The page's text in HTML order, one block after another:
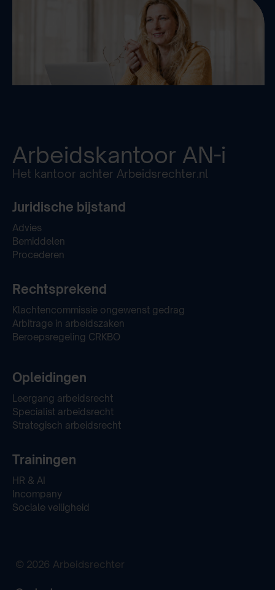
Arbeidskantoor AN-i
Het kantoor achter Arbeidsrechter.nl
Juridische bijstand
Advies
Bemiddelen
Procederen
Rechtsprekend
Klachtencommissie ongewenst gedrag
Arbitrage in arbeidszaken
Beroepsregeling CRKBO
Opleidingen
Leergang arbeidsrecht
Specialist arbeidsrecht
Strategisch arbeidsrecht
Trainingen
HR & AI
Incompany
Sociale veiligheid
© 2026 Arbeidsrechter